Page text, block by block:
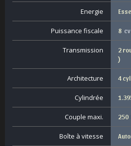
Energie
Puissance fiscale 8 cv
Transmission
2
)
Architecture 4
Cylindrée
Couple maxi. 250
Boîte à vitesse